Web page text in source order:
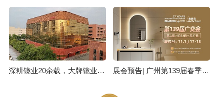
深耕镜业20余载，大牌镜业获330+专利，服务全球70+国家客户 展会预告| 广州第139届春季广交会，大牌镜业诚邀您莅临